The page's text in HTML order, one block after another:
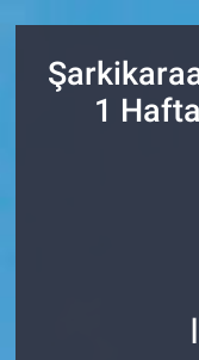
1
Ekonomi
Tüm Manşetler
Son Dakika